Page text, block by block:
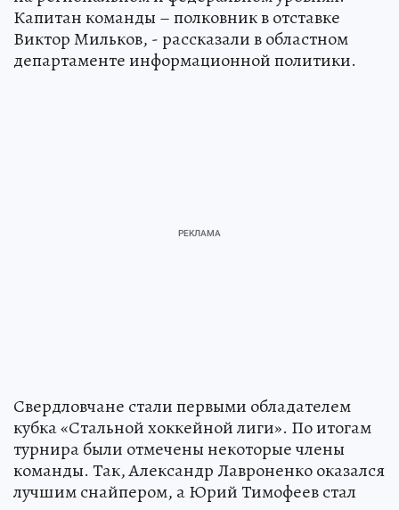
Капитан команды – полковник в отставке
Виктор Мильков, - рассказали в областном
департаменте информационной политики.
Свердловчане стали первыми обладателем
кубка «Стальной хоккейной лиги». По итогам
турнира были отмечены некоторые члены
команды. Так, Александр Лавроненко оказался
лучшим снайпером, а Юрий Тимофеев стал